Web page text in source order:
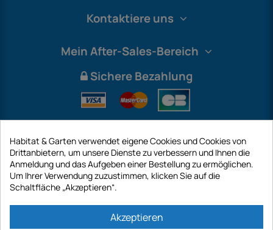
Kontaktiere uns
Mein After-Sales-Bereich
Sichere Bezahlung
International
Habitat & Garten verwendet eigene Cookies und Cookies von
Drittanbietern, um unsere Dienste zu verbessern und Ihnen die
Anmeldung und das Aufgeben einer Bestellung zu ermöglichen.
Um Ihrer Verwendung zuzustimmen, klicken Sie auf die
Schaltfläche „Akzeptieren“.
Akzeptieren